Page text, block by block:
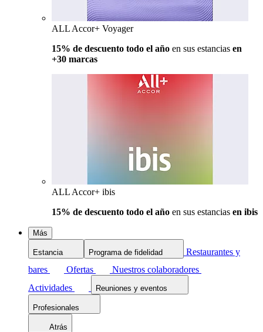
ALL Accor+ Voyager
15% de descuento todo el año en sus estancias en
+30 marcas
ALL Accor+ ibis
15% de descuento todo el año en sus estancias en ibis
Más
Estancia Programa de fidelidad
Restaurantes y
bares
Ofertas
Nuestros colaboradores
Actividades
Reuniones y eventos
Profesionales
Atrás